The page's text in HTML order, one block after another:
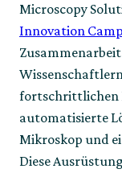
Microscopy
Innovation
Zusammenarbeit
fortschrittlichen
automatisierte
Mikroskop und
Diese